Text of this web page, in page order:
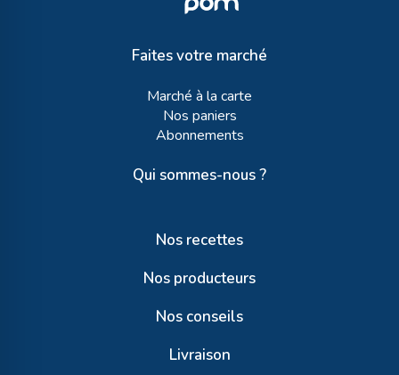
Faites votre marché
Marché à la carte
Nos paniers
Abonnements
Qui sommes-nous ?
Nos recettes
Nos producteurs
Nos conseils
Livraison